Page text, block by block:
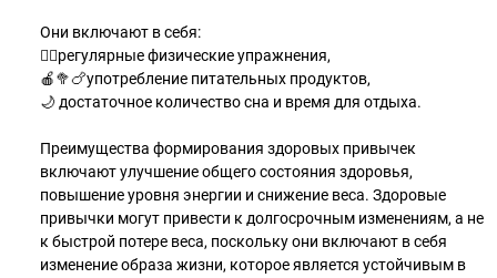
Они включают в себя:
🧘‍♀регулярные физические упражнения,
🍎🥦🍗употребление питательных продуктов,
🌙 достаточное количество сна и время для отдыха.
Преимущества формирования здоровых привычек
включают улучшение общего состояния здоровья,
повышение уровня энергии и снижение веса. Здоровые
привычки могут привести к долгосрочным изменениям, а не
к быстрой потере веса, поскольку они включают в себя
изменение образа жизни, которое является устойчивым в